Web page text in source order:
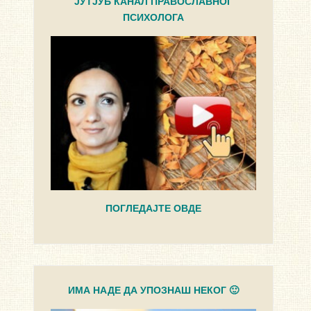
ПСИХОЛОГА
ПОГЛЕДАЈТЕ ОВДЕ
ИМА НАДЕ ДА УПОЗНАШ НЕКОГ 🙂